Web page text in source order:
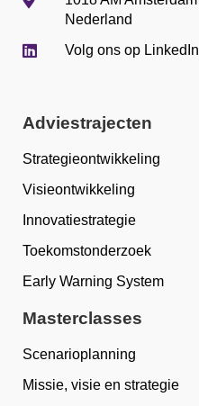
Nederland
Volg ons op LinkedIn
Adviestrajecten
Strategieontwikkeling
Visieontwikkeling
Innovatiestrategie
Toekomstonderzoek
Early Warning System
Masterclasses
Scenarioplanning
Missie, visie en strategie